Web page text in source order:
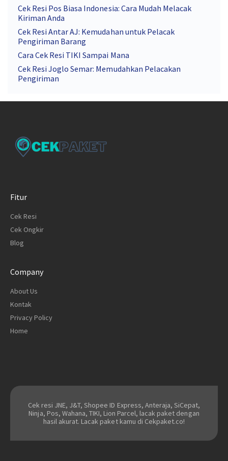
Cek Resi Pos Biasa Indonesia: Cara Mudah Melacak
Kiriman Anda
Cek Resi Antar AJ: Kemudahan untuk Pelacak
Pengiriman Barang
Cara Cek Resi TIKI Sampai Mana
Cek Resi Joglo Semar: Memudahkan Pelacakan
Pengiriman
Fitur
Cek Resi
Cek Ongkir
Blog
Company
About Us
Kontak
Privacy Policy
Home
Cek resi JNE, J&T, Shopee ID Express, Anteraja, SiCepat,
Ninja, Pos, Wahana, TIKI, Lion Parcel, lacak paket dengan
hasil akurat. Lacak paket kamu di Cekpaket.co!